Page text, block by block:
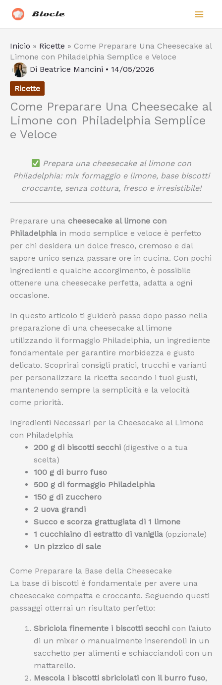
Biocle
Inicio » Ricette » Come Preparare Una Cheesecake al
Limone con Philadelphia Semplice e Veloce
Di Beatrice Mancini • 14/05/2026
Ricette
Come Preparare Una Cheesecake al
Limone con Philadelphia Semplice
e Veloce
Prepara una cheesecake al limone con
Philadelphia: mix formaggio e limone, base biscotti
croccante, senza cottura, fresco e irresistibile!
Preparare una cheesecake al limone con
Philadelphia in modo semplice e veloce è perfetto
per chi desidera un dolce fresco, cremoso e dal
sapore unico senza passare ore in cucina. Con pochi
ingredienti e qualche accorgimento, è possibile
ottenere una cheesecake perfetta, adatta a ogni
occasione.
In questo articolo ti guiderò passo dopo passo nella
preparazione di una cheesecake al limone
utilizzando il formaggio Philadelphia, un ingrediente
fondamentale per garantire morbidezza e gusto
delicato. Scoprirai consigli pratici, trucchi e varianti
per personalizzare la ricetta secondo i tuoi gusti,
mantenendo sempre la semplicità e la velocità
come priorità.
Ingredienti Necessari per la Cheesecake al Limone
con Philadelphia
200 g di biscotti secchi (digestive o a tua
scelta)
100 g di burro fuso
500 g di formaggio Philadelphia
150 g di zucchero
2 uova grandi
Succo e scorza grattugiata di 1 limone
1 cucchiaino di estratto di vaniglia (opzionale)
Un pizzico di sale
Come Preparare la Base della Cheesecake
La base di biscotti è fondamentale per avere una
cheesecake compatta e croccante. Seguendo questi
passaggi otterrai un risultato perfetto:
Sbriciola finemente i biscotti secchi con l’aiuto
di un mixer o manualmente inserendoli in un
sacchetto per alimenti e schiacciandoli con un
mattarello.
Mescola i biscotti sbriciolati con il burro fuso,